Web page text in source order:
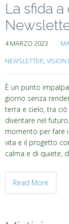
La sfida
4 MARZO 2023
NEWSLETTER, VISION
È un punto
giorno senza
terra e cielo, tra
diventare nel
momento per fare
vita e il progetto
calma e di quiete,
Read More